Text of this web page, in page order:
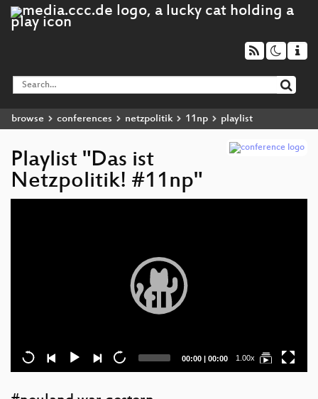
browse conferences netzpolitik 11np playlist
Playlist "Das ist
Netzpolitik! #11np"
Current
00:00 | Total
00:00 1.00x